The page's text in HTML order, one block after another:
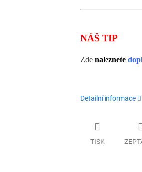
NÁŠ TIP
Zde naleznete
Detailní informace
TISK